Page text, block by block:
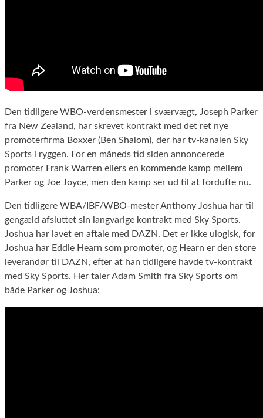
Den tidligere WBO-verdensmester i sværvægt, Joseph Parker
fra New Zealand, har skrevet kontrakt med det ret nye
promoterfirma Boxxer (Ben Shalom), der har tv-kanalen Sky
Sports i ryggen. For en måneds tid siden annoncerede
promoter Frank Warren ellers en kommende kamp mellem
Parker og Joe Joyce, men den kamp ser ud til at fordufte nu.
Den tidligere WBA/IBF/WBO-mester Anthony Joshua har til
gengæld afsluttet sin langvarige kontrakt med Sky Sports.
Joshua har lavet en aftale med DAZN. Det er ikke ulogisk, for
Joshua har Eddie Hearn som promoter, og Hearn er den store
leverandør til DAZN, efter at han tidligere havde tv-kontrakt
med Sky Sports. Her taler Adam Smith fra Sky Sports om
både Parker og Joshua: